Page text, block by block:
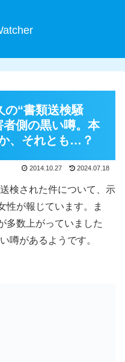
の“書類送検騒
側の黒い噂。本
、それとも…？
2014.10.27 2024.07.18
検された件について、示
性が報じています。ま
多数上がっていました
噂があるようです。